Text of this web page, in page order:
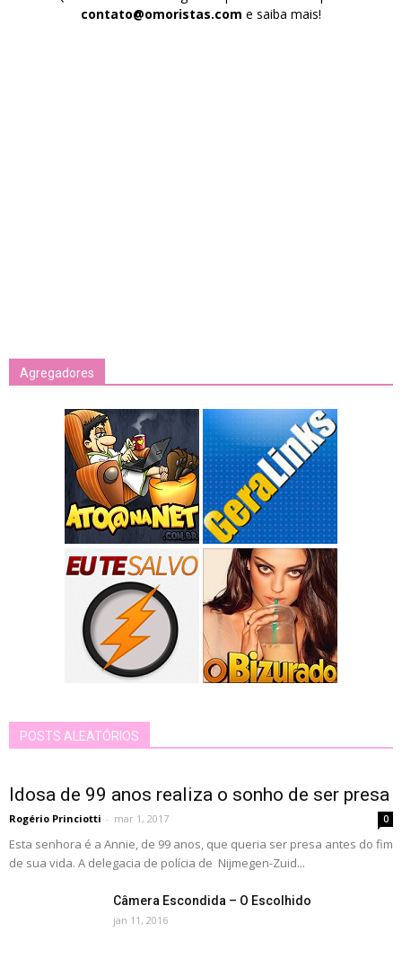
contato@omoristas.com e saiba mais!
Agregadores
POSTS ALEATÓRIOS
Idosa de 99 anos realiza o sonho de ser presa
Rogério Princiotti - mar 1, 2017 0
Esta senhora é a Annie, de 99 anos, que queria ser presa antes do fim
de sua vida. A delegacia de polícia de Nijmegen-Zuid...
Câmera Escondida – O Escolhido
jan 11, 2016